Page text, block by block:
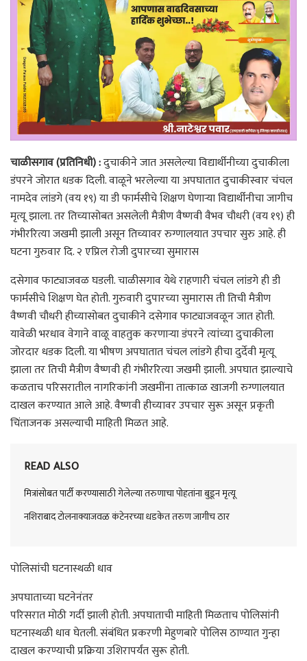
चाळीसगाव (प्रतिनिधी) :दुचाकीने जात असलेल्या विद्यार्थीनीच्या दुचाकीला
डंपरने जोरात धडक दिली. वाळूने भरलेल्या या अपघातात दुचाकीस्वार चंचल
नामदेव लांडगे (वय १९) या डी फार्मसीचे शिक्षण घेणाऱ्या विद्यार्थीनीचा जागीच
मृत्यू झाला. तर तिच्यासोबत असलेली मैत्रीण वैष्णवी वैभव चौधरी (वय १९) ही
गंभीररित्या जखमी झाली असून तिच्यावर रुग्णालयात उपचार सुरु आहे. ही
घटना गुरुवार दि. २ एप्रिल रोजी दुपारच्या सुमारास
दसेगाव फाट्याजवळ घडली. चाळीसगाव येथे राहणारी चंचल लांडगे ही डी
फार्मसीचे शिक्षण घेत होती. गुरुवारी दुपारच्या सुमारास ती तिची मैत्रीण
वैष्णवी चौधरी हीच्यासोबत दुचाकीने दसेगाव फाट्याजवळून जात होती.
यावेळी भरधाव वेगाने वाळू वाहतुक करणाऱ्या डंपरने त्यांच्या दुचाकीला
जोरदार धडक दिली. या भीषण अपघातात चंचल लांडगे हीचा दुर्देवी मृत्यू
झाला तर तिची मैत्रीण वैष्णवी ही गंभीररित्या जखमी झाली. अपघात झाल्याचे
कळताच परिसरातील नागरिकांनी जखमींना तात्काळ खाजगी रुग्णालयात
दाखल करण्यात आले आहे. वैष्णवी हीच्यावर उपचार सुरू असून प्रकृती
चिंताजनक असल्याची माहिती मिळत आहे.
READ ALSO
मित्रांसोबत पार्टी करण्यासाठी गेलेल्या तरुणाचा पोहतांना बुडून मृत्यू
नशिराबाद टोलनाक्याजवळ कंटेनरच्या धडकेत तरुण जागीच ठार
पोलिसांची घटनास्थळी धाव
अपघाताच्या घटनेनंतर
परिसरात मोठी गर्दी झाली होती. अपघाताची माहिती मिळताच पोलिसांनी
घटनास्थळी धाव घेतली. संबंधित प्रकरणी मेहुणबारे पोलिस ठाण्यात गुन्हा
दाखल करण्याची प्रक्रिया उशिरापर्यंत सुरू होती.